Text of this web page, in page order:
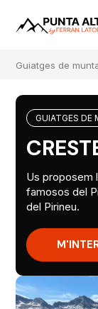
Guiatges de
GUIATGES DE
Us proposem
famosos del
del Pirineu.